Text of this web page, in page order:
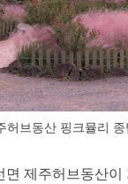
허브동산 핑크뮬리
제주허브동산